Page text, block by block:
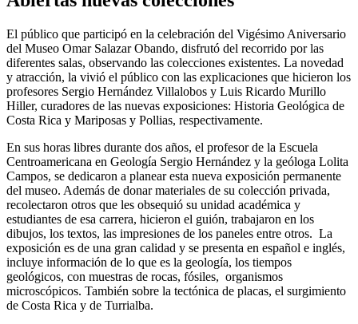
El público que participó en la celebración del Vigésimo Aniversario
del Museo Omar Salazar Obando, disfrutó del recorrido por las
diferentes salas, observando las colecciones existentes. La novedad
y atracción, la vivió el público con las explicaciones que hicieron los
profesores Sergio Hernández Villalobos y Luis Ricardo Murillo
Hiller, curadores de las nuevas exposiciones: Historia Geológica de
Costa Rica y Mariposas y Pollias, respectivamente.
En sus horas libres durante dos años, el profesor de la Escuela
Centroamericana en Geología Sergio Hernández y la geóloga Lolita
Campos, se dedicaron a planear esta nueva exposición permanente
del museo. Además de donar materiales de su colección privada,
recolectaron otros que les obsequió su unidad académica y
estudiantes de esa carrera, hicieron el guión, trabajaron en los
dibujos, los textos, las impresiones de los paneles entre otros. La
exposición es de una gran calidad y se presenta en español e inglés,
incluye información de lo que es la geología, los tiempos
geológicos, con muestras de rocas, fósiles, organismos
microscópicos. También sobre la tectónica de placas, el surgimiento
de Costa Rica y de Turrialba.